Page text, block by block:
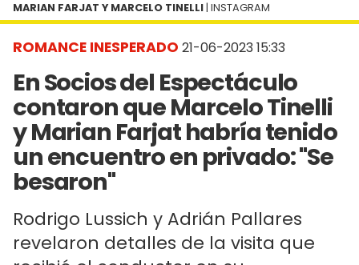
ROMANCE INESPERADO 21-06-2023 15:33
En Socios del Espectáculo
contaron que Marcelo Tinelli
y Marian Farjat habría tenido
un encuentro en privado: "Se
besaron"
Rodrigo Lussich y Adrián Pallares
revelaron detalles de la visita que
MARIAN FARJAT Y MARCELO TINELLI | INSTAGRAM